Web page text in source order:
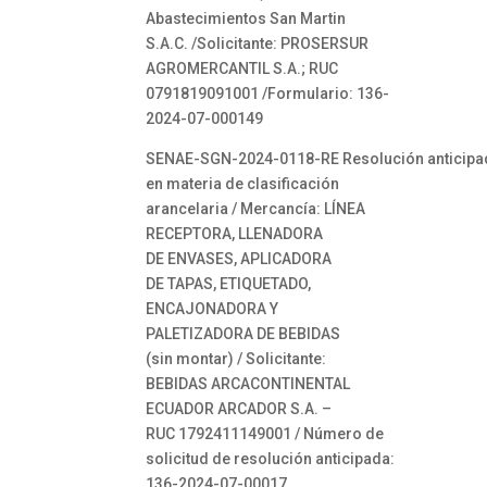
Abastecimientos San Martin
S.A.C. /Solicitante: PROSERSUR
AGROMERCANTIL S.A.; RUC
0791819091001 /Formulario: 136-
2024-07-000149
SENAE-SGN-2024-0118-RE Resolución
en materia de clasificación
arancelaria / Mercancía: LÍNEA
RECEPTORA, LLENADORA
DE ENVASES, APLICADORA
DE TAPAS, ETIQUETADO,
ENCAJONADORA Y
PALETIZADORA DE BEBIDAS
(sin montar) / Solicitante:
BEBIDAS ARCACONTINENTAL
ECUADOR ARCADOR S.A. –
RUC 1792411149001 / Número de
solicitud de resolución anticipada: